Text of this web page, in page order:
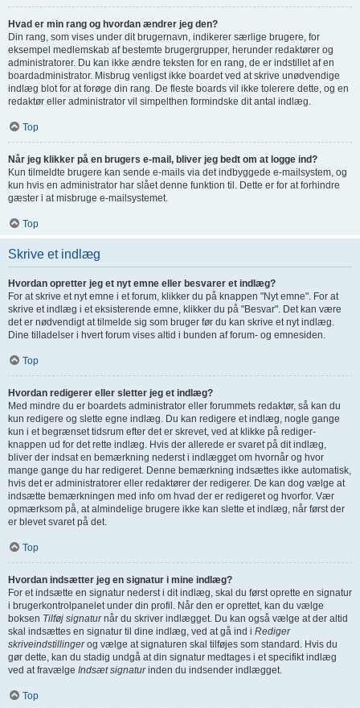
Hvad er min rang og hvordan ændrer jeg den?
Din rang, som vises under dit brugernavn, indikerer særlige brugere, for
eksempel medlemskab af bestemte brugergrupper, herunder redaktører og
administratorer. Du kan ikke ændre teksten for en rang, de er indstillet af en
boardadministrator. Misbrug venligst ikke boardet ved at skrive unødvendige
indlæg blot for at forøge din rang. De fleste boards vil ikke tolerere dette, og en
redaktør eller administrator vil simpelthen formindske dit antal indlæg.
Top
Når jeg klikker på en brugers e-mail, bliver jeg bedt om at logge ind?
Kun tilmeldte brugere kan sende e-mails via det indbyggede e-mailsystem, og
kun hvis en administrator har slået denne funktion til. Dette er for at forhindre
gæster i at misbruge e-mailsystemet.
Top
Skrive et indlæg
Hvordan opretter jeg et nyt emne eller besvarer et indlæg?
For at skrive et nyt emne i et forum, klikker du på knappen "Nyt emne". For at
skrive et indlæg i et eksisterende emne, klikker du på "Besvar". Det kan være
det er nødvendigt at tilmelde sig som bruger før du kan skrive et nyt indlæg.
Dine tilladelser i hvert forum vises altid i bunden af forum- og emnesiden.
Top
Hvordan redigerer eller sletter jeg et indlæg?
Med mindre du er boardets administrator eller forummets redaktør, så kan du
kun redigere og slette egne indlæg. Du kan redigere et indlæg, nogle gange
kun i et begrænset tidsrum efter det er skrevet, ved at klikke på rediger-
knappen ud for det rette indlæg. Hvis der allerede er svaret på dit indlæg,
bliver der indsat en bemærkning nederst i indlægget om hvornår og hvor
mange gange du har redigeret. Denne bemærkning indsættes ikke automatisk,
hvis det er administratorer eller redaktører der redigerer. De kan dog vælge at
indsætte bemærkningen med info om hvad der er redigeret og hvorfor. Vær
opmærksom på, at almindelige brugere ikke kan slette et indlæg, når først der
er blevet svaret på det.
Top
Hvordan indsætter jeg en signatur i mine indlæg?
For et indsætte en signatur nederst i dit indlæg, skal du først oprette en signatur
i brugerkontrolpanelet under din profil. Når den er oprettet, kan du vælge
boksen Tilføj signaturnår du skriver indlægget. Du kan også vælge at der altid
skal indsættes en signatur til dine indlæg, ved at gå ind i Rediger
skriveindstillingerog vælge at signaturen skal tilføjes som standard. Hvis du
gør dette, kan du stadig undgå at din signatur medtages i et specifikt indlæg
ved at fravælge Indsæt signaturinden du indsender indlægget.
Top